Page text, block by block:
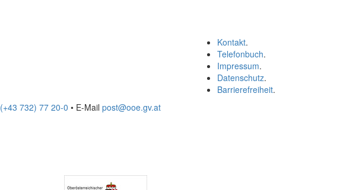
Kontakt.
Telefonbuch.
Impressum.
Datenschutz.
Barrierefreiheit.
(+43 732) 77 20-0 • E-Mail post@ooe.gv.at